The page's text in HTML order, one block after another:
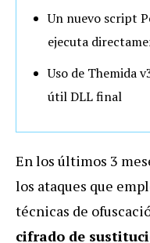
Un nuevo script
ejecuta
Uso de Themida
útil DLL final
En los últimos 3
los ataques que
técnicas de
cifrado de